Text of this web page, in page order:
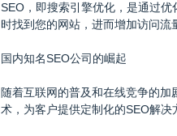
SEO，即搜索引擎优化，是通过
时找到您的网站，进而增加访问流
国内知名SEO公司的崛起
随着互联网的普及和在线竞争的
术，为客户提供定制化的SEO解决